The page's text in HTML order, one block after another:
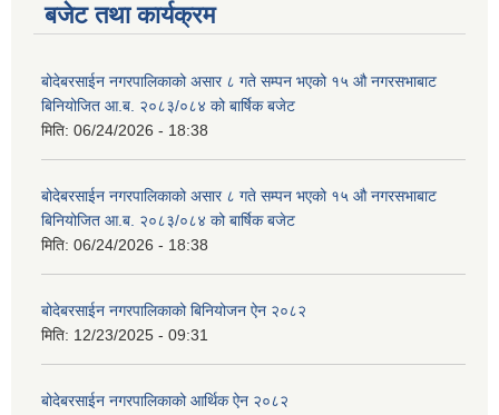
बजेट तथा कार्यक्रम
बोदेबरसाईन नगरपालिकाको असार ८ गते सम्पन भएको १५ ‍‍‍औ नगरसभाबाट
बिनियोजित आ.ब. २०८३/०८४ को बार्षिक बजेट
मिति: 06/24/2026 - 18:38
बोदेबरसाईन नगरपालिकाको असार ८ गते सम्पन भएको १५ ‍‍‍औ नगरसभाबाट
बिनियोजित आ.ब. २०८३/०८४ को बार्षिक बजेट
मिति: 06/24/2026 - 18:38
बोदेबरसाईन नगरपालिकाको बिनियोजन ऐन २०८२
मिति: 12/23/2025 - 09:31
बोदेबरसाईन नगरपालिकाको आर्थिक ऐन २०८२